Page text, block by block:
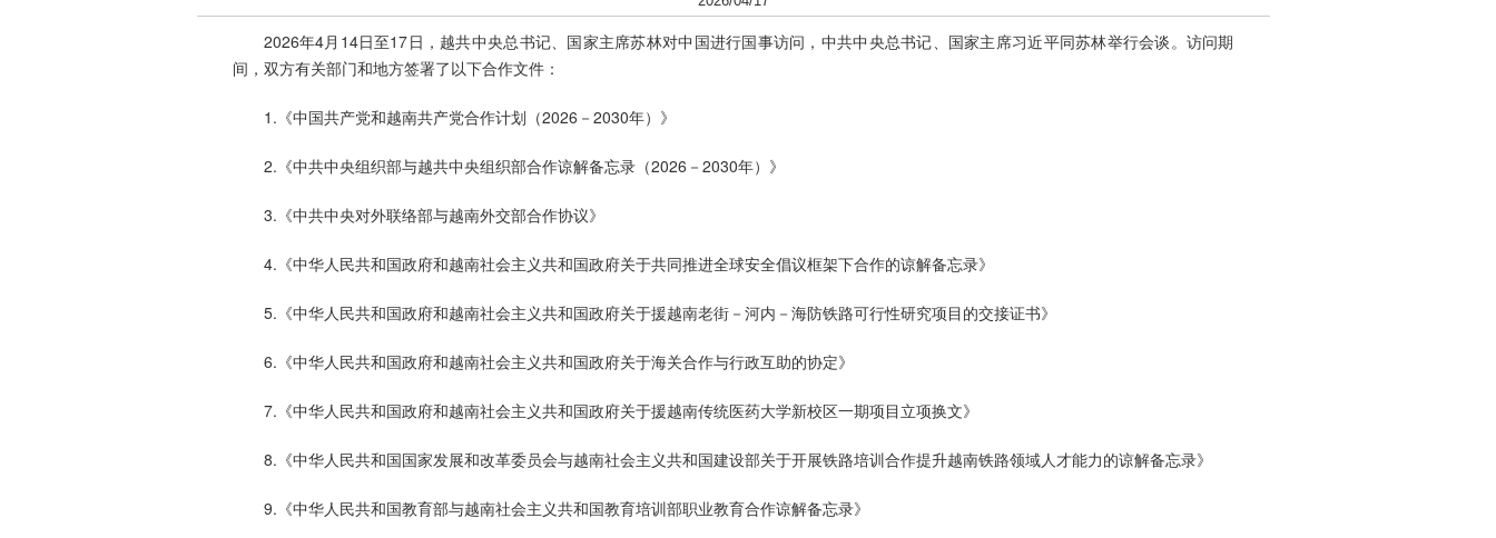
2026年4月14日至17日，越共中央总书记、国家主席苏林对中国进行国事访问，中共中央总书记、国家主席习近平同苏林举行会谈。访问期
间，双方有关部门和地方签署了以下合作文件：
1.《中国共产党和越南共产党合作计划（2026－2030年）》
2.《中共中央组织部与越共中央组织部合作谅解备忘录（2026－2030年）》
3.《中共中央对外联络部与越南外交部合作协议》
4.《中华人民共和国政府和越南社会主义共和国政府关于共同推进全球安全倡议框架下合作的谅解备忘录》
5.《中华人民共和国政府和越南社会主义共和国政府关于援越南老街－河内－海防铁路可行性研究项目的交接证书》
6.《中华人民共和国政府和越南社会主义共和国政府关于海关合作与行政互助的协定》
7.《中华人民共和国政府和越南社会主义共和国政府关于援越南传统医药大学新校区一期项目立项换文》
8.《中华人民共和国国家发展和改革委员会与越南社会主义共和国建设部关于开展铁路培训合作提升越南铁路领域人才能力的谅解备忘录》
9.《中华人民共和国教育部与越南社会主义共和国教育培训部职业教育合作谅解备忘录》